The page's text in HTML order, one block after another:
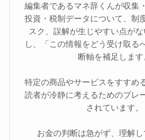
編集者であるマネ辞くんが収集
投資・税制データについて、制
スク、誤解が生じやすい点が
し、「この情報をどう受け取る
断軸を補足します
特定の商品やサービスをすすめ
読者が冷静に考えるためのブレ
されています。
お金の判断は急がず、理解し